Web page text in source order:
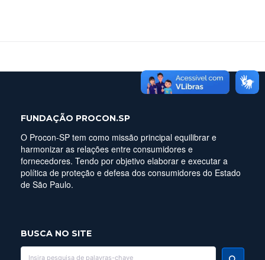
FUNDAÇÃO PROCON.SP
O Procon-SP tem como missão principal equilibrar e
harmonizar as relações entre consumidores e
fornecedores. Tendo por objetivo elaborar e executar a
política de proteção e defesa dos consumidores do Estado
de São Paulo.
BUSCA NO SITE